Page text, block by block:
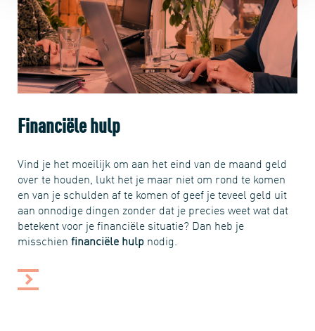
Financiële hulp
Vind je het moeilijk om aan het eind van de maand geld
over te houden, lukt het je maar niet om rond te komen
en van je schulden af te komen of geef je teveel geld uit
aan onnodige dingen zonder dat je precies weet wat dat
betekent voor je financiële situatie? Dan heb je
misschien financiële hulp nodig.